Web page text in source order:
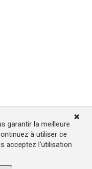
garantir la meilleure
à utiliser ce
acceptez l'utilisation